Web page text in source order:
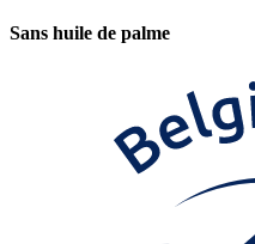
Sans huile de palme